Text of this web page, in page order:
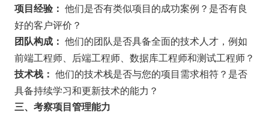
项目经验： 他们是否有类似项目的成功案例？是否有良
好的客户评价？
团队构成： 他们的团队是否具备全面的技术人才，例如
前端工程师、后端工程师、数据库工程师和测试工程师？
技术栈： 他们的技术栈是否与您的项目需求相符？是否
具备持续学习和更新技术的能力？
三、考察项目管理能力